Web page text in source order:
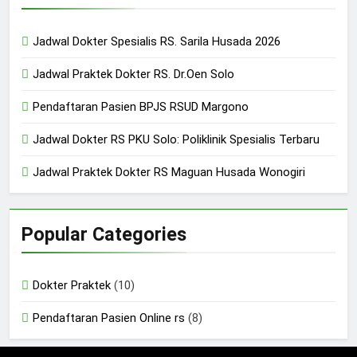
Jadwal Dokter Spesialis RS. Sarila Husada 2026
Jadwal Praktek Dokter RS. Dr.Oen Solo
Pendaftaran Pasien BPJS RSUD Margono
Jadwal Dokter RS PKU Solo: Poliklinik Spesialis Terbaru
Jadwal Praktek Dokter RS Maguan Husada Wonogiri
Popular Categories
Dokter Praktek (10)
Pendaftaran Pasien Online rs (8)